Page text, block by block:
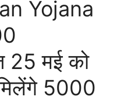
Yojana
मई को
5000